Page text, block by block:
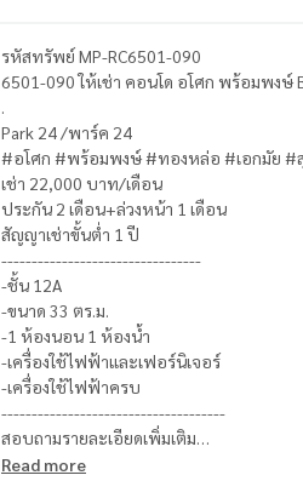
รหัสทรัพย์ MP-RC6501-090
6501-090 ให้เช่า คอนโด อโศก พร้อมพง
Park 24 /พาร์ค 24
#อโศก #พร้อมพงษ์ #ทองหล่อ #เอกมัย #
เช่า 22,000 บาท/เดือน
ประกัน 2 เดือน+ล่วงหน้า 1 เดือน
สัญญาเช่าขั้นต่ำ 1 ปี
---------------------------------
-ชั้น 12A
-ขนาด 33 ตร.ม.
-1 ห้องนอน 1 ห้องน้ำ
-เครื่องใช้ไฟฟ้าและเฟอร์นิเจอร์
-เครื่องใช้ไฟฟ้าครบ
-------------------------------------
สอบถามรายละเอียดเพิ่มเติม
K. เอ็กซ์ ปริณวัชญณ์ (Agent)
Read more